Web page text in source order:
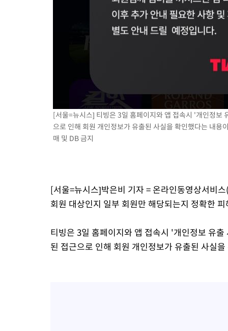
[서울=뉴시스] 티빙은 3일 홈페이지와 앱 접속시 '개인정보
으로 인해 회원 개인정보가 유출된 사실을 확인했다는 내
매 및 DB 금지
[서울=뉴시스]박은비 기자 = 온라인동영상서비
회원 대상인지 일부 회원만 해당되는지 정확한
티빙은 3일 홈페이지와 앱 접속시 '개인정보 유
된 접근으로 인해 회원 개인정보가 유출된 사실